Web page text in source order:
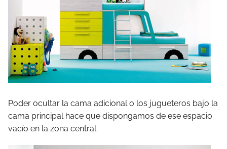
Poder ocultar la cama adicional o los jugueteros bajo la
cama principal hace que dispongamos de ese espacio
vacío en la zona central.